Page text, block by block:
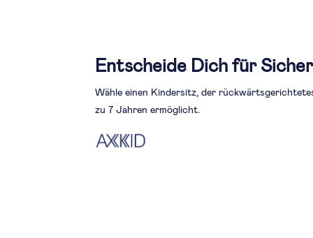
Entscheide Dich für
Wähle einen Kindersitz, der
zu 7 Jahren ermöglicht.